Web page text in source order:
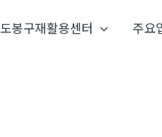
도봉구재활용센터 주요